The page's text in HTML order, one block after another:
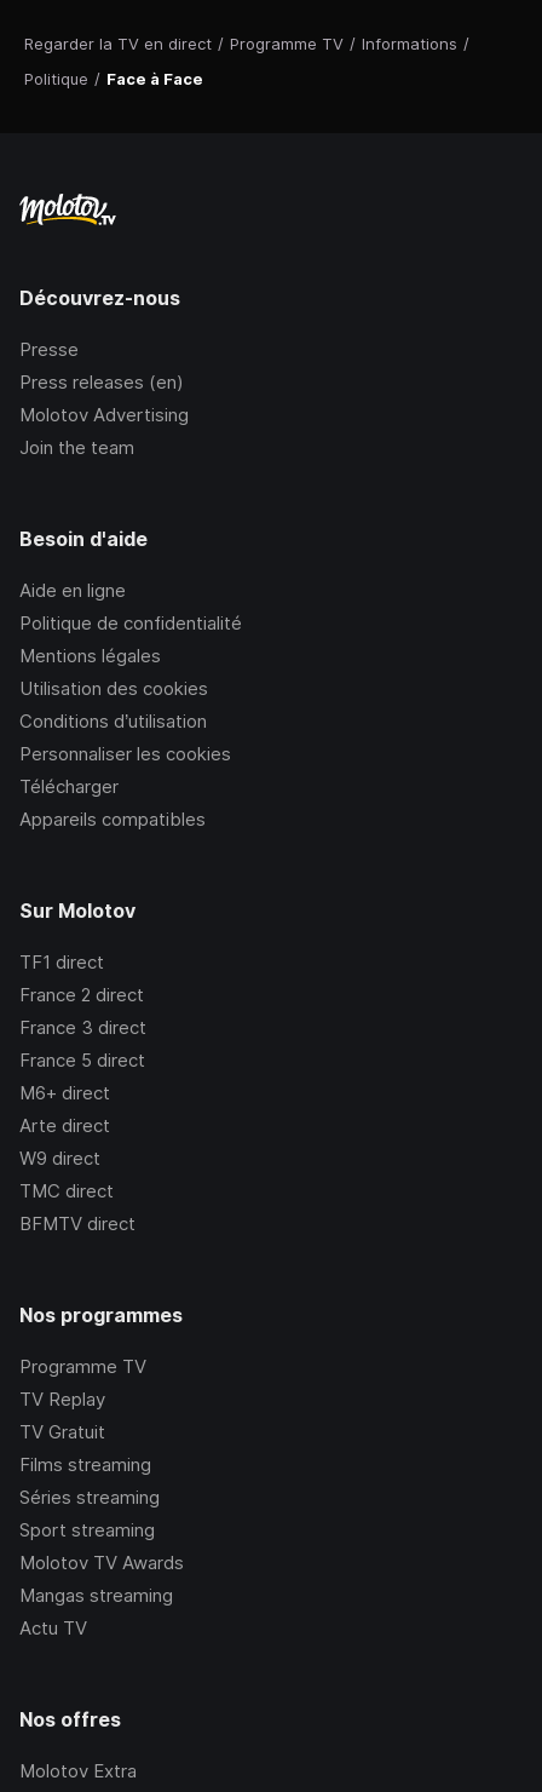
Regarder la TV en direct / Programme TV / Informations /
Politique / Face à Face
Découvrez-nous
Presse
Press releases (en)
Molotov Advertising
Join the team
Besoin d'aide
Aide en ligne
Politique de confidentialité
Mentions légales
Utilisation des cookies
Conditions d’utilisation
Personnaliser les cookies
Télécharger
Appareils compatibles
Sur Molotov
TF1 direct
France 2 direct
France 3 direct
France 5 direct
M6+ direct
Arte direct
W9 direct
TMC direct
BFMTV direct
Nos programmes
Programme TV
TV Replay
TV Gratuit
Films streaming
Séries streaming
Sport streaming
Molotov TV Awards
Mangas streaming
Actu TV
Nos offres
Molotov Extra